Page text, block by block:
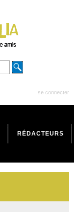
se connecter
RÉDACTEURS